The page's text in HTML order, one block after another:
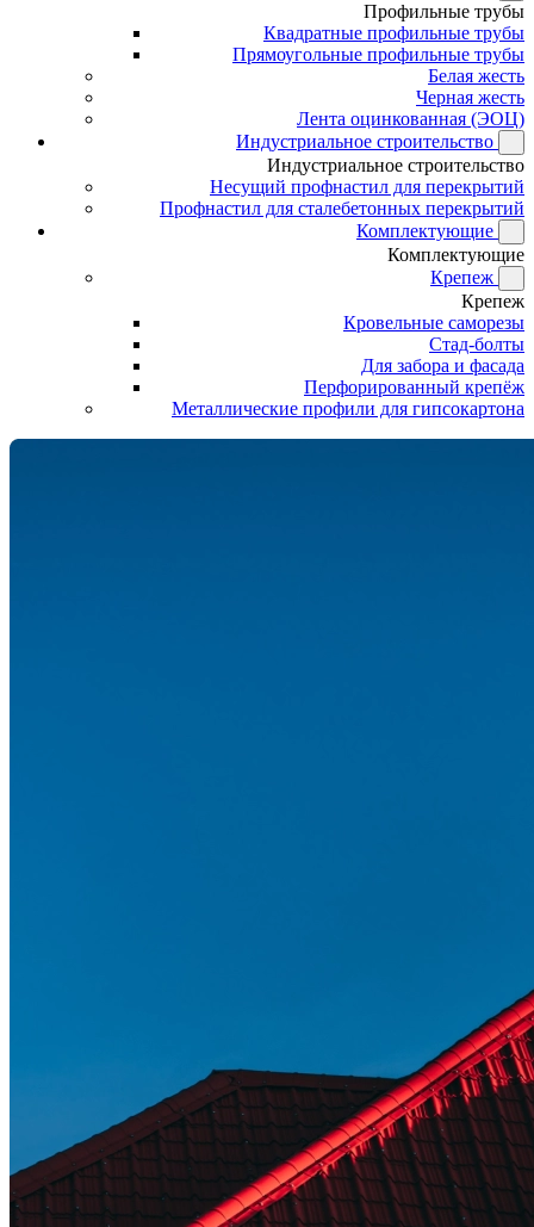
Профильные трубы
Квадратные профильные трубы
Прямоугольные профильные трубы
Белая жесть
Черная жесть
Лента оцинкованная (ЭОЦ)
Индустриальное строительство
Индустриальное строительство
Несущий профнастил для перекрытий
Профнастил для сталебетонных перекрытий
Комплектующие
Комплектующие
Крепеж
Крепеж
Кровельные саморезы
Стад-болты
Для забора и фасада
Перфорированный крепёж
Металлические профили для гипсокартона